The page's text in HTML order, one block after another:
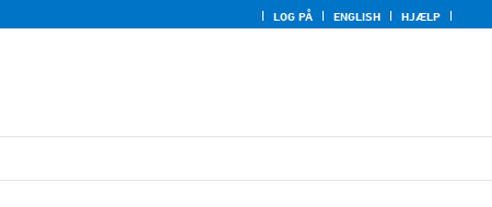
LOG PÅ ENGLISH HJÆLP